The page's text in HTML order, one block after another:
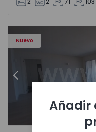
2 2 71 103
Nuevo
Apartamento T3 Porto,
Anterior
Añadir